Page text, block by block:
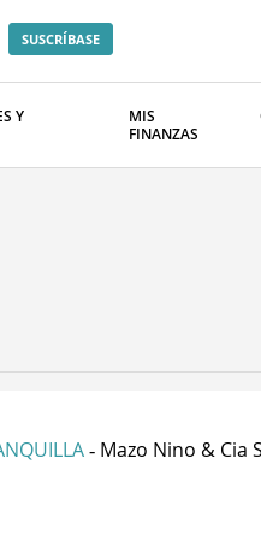
SUSCRÍBASE
Y
MIS
FINANZAS
- Mazo Nino & Cia